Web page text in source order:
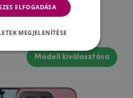
- minnie és mickey
Modell kiválasztása
ELFOGADÁSA
MEGJELENÍTÉSE